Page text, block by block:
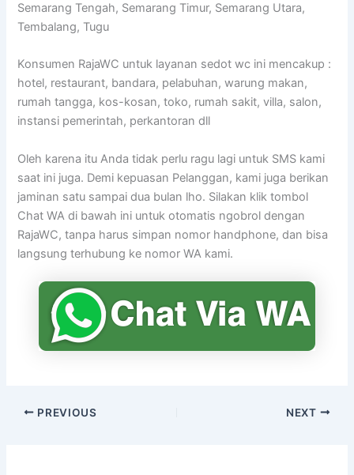
Semarang Tengah, Semarang Timur, Semarang Utara,
Tembalang, Tugu
Konsumen RajaWC untuk layanan sedot wc ini mencakup :
hotel, restaurant, bandara, pelabuhan, warung makan,
rumah tangga, kos-kosan, toko, rumah sakit, villa, salon,
instansi pemerintah, perkantoran dll
Oleh karena itu Anda tidak perlu ragu lagi untuk SMS kami
saat ini juga. Demi kepuasan Pelanggan, kami juga berikan
jaminan satu sampai dua bulan lho. Silakan klik tombol
Chat WA di bawah ini untuk otomatis ngobrol dengan
RajaWC, tanpa harus simpan nomor handphone, dan bisa
langsung terhubung ke nomor WA kami.
PREVIOUS NEXT